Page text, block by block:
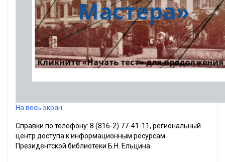
На весь экран
Справки по телефону: 8 (816-2) 77-41-11, региональный
центр доступа к информационным ресурсам
Президентской библиотеки Б.Н. Ельцина.